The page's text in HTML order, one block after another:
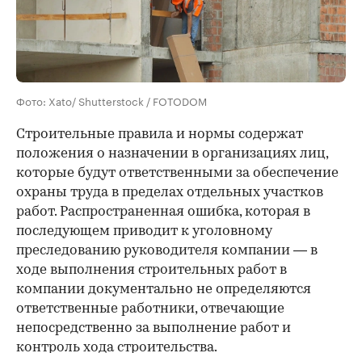
Фото: Xato/ Shutterstock / FOTODOM
Строительные правила и нормы содержат
положения о назначении в организациях лиц,
которые будут ответственными за обеспечение
охраны труда в пределах отдельных участков
работ. Распространенная ошибка, которая в
последующем приводит к уголовному
преследованию руководителя компании — в
ходе выполнения строительных работ в
компании документально не определяются
ответственные работники, отвечающие
непосредственно за выполнение работ и
контроль хода строительства.